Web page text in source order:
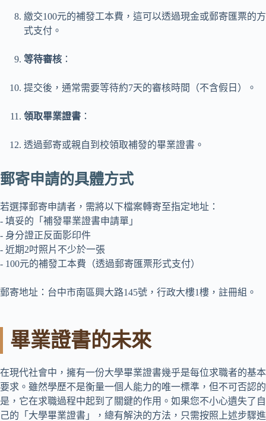
繳交100元的補發工本費，這可以透過現金或郵寄匯票的方
式支付。
等待審核 ：
提交後，通常需要等待約7天的審核時間（不含假日）。
領取畢業證書 ：
透過郵寄或親自到校領取補發的畢業證書。
郵寄申請的具體方式
若選擇郵寄申請者，需將以下檔案轉寄至指定地址：
- 填妥的「補發畢業證書申請單」
- 身分證正反面影印件
- 近期2吋照片不少於一張
- 100元的補發工本費（透過郵寄匯票形式支付）
郵寄地址：台中市南區興大路145號，行政大樓1樓，註冊組。
畢業證書的未來
在現代社會中，擁有一份大學畢業證書幾乎是每位求職者的基本
要求。雖然學歷不是衡量一個人能力的唯一標準，但不可否認的
是，它在求職過程中起到了關鍵的作用。如果您不小心遺失了自
己的「大學畢業證書」，總有解決的方法，只需按照上述步驟進